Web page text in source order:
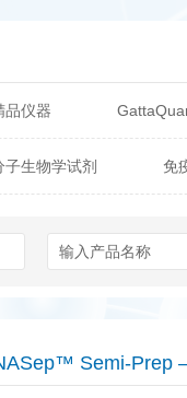
品仪器
Sterlitech
子生物学试剂 免
Semi-Prep